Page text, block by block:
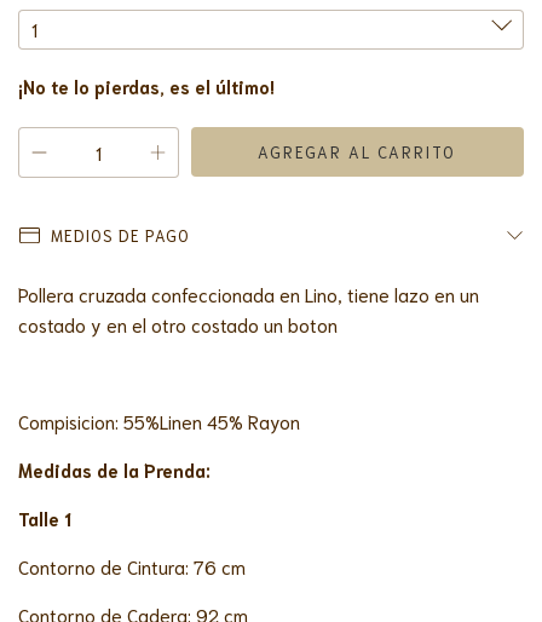
¡No te lo pierdas, es el último!
MEDIOS DE PAGO
Pollera cruzada confeccionada en Lino, tiene lazo en un
costado y en el otro costado un boton
Compisicion: 55%Linen 45% Rayon
Medidas de la Prenda:
Talle 1
Contorno de Cintura: 76 cm
Contorno de Cadera: 92 cm